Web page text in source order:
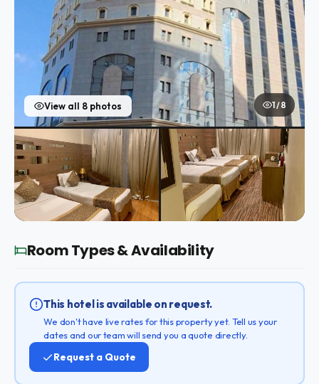
View all 8 photos 1 / 8
Room Types & Availability
This hotel is available on request.
We don't have live rates for this property yet. Tell us your
dates and our team will send you a quote directly.
Request a Quote